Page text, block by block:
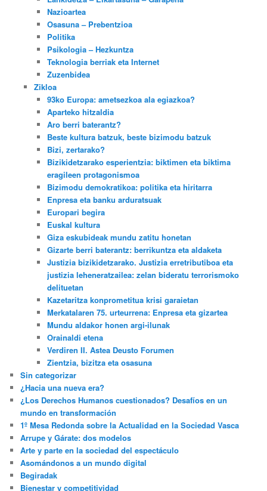
Nazioartea
Osasuna – Prebentzioa
Politika
Psikologia – Hezkuntza
Teknologia berriak eta Internet
Zuzenbidea
Zikloa
93ko Europa: ametsezkoa ala egiazkoa?
Aparteko hitzaldia
Aro berri baterantz?
Beste kultura batzuk, beste bizimodu batzuk
Bizi, zertarako?
Bizikidetzarako esperientzia: biktimen eta biktima
eragileen protagonismoa
Bizimodu demokratikoa: politika eta hiritarra
Enpresa eta banku arduratsuak
Europari begira
Euskal kultura
Giza eskubideak mundu zatitu honetan
Gizarte berri baterantz: berrikuntza eta aldaketa
Justizia bizikidetzarako. Justizia erretributiboa eta
justizia leheneratzailea: zelan bideratu terrorismoko
delituetan
Kazetaritza konprometitua krisi garaietan
Merkatalaren 75. urteurrena: Enpresa eta gizartea
Mundu aldakor honen argi-ilunak
Orainaldi etena
Verdiren II. Astea Deusto Forumen
Zientzia, bizitza eta osasuna
Sin categorizar
¿Hacia una nueva era?
¿Los Derechos Humanos cuestionados? Desafíos en un
mundo en transformación
1º Mesa Redonda sobre la Actualidad en la Sociedad Vasca
Arrupe y Gárate: dos modelos
Arte y parte en la sociedad del espectáculo
Asomándonos a un mundo digital
Begiradak
Bienestar y competitividad